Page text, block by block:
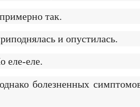
так.
и опустилась.
еле.
болезненных